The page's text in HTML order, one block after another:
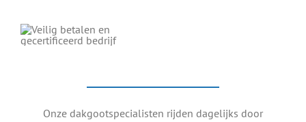
Onze dakgootspecialisten rijden dagelijks door